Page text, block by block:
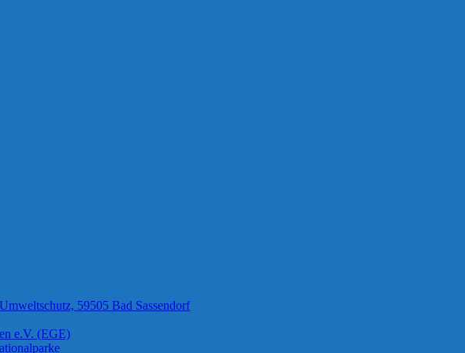
59505 Bad Sassendorf
e.V. (EGE)